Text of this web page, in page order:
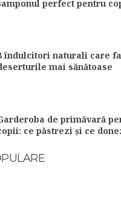
perfect pentru
îndulcitori naturali care
mai sănătoase
de primăvară
ce păstrezi și ce